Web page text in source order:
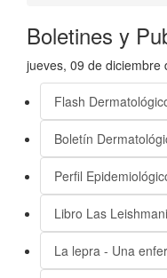
Boletines y
jueves, 09 de diciembre
Flash
Boletín
Perfil
Libro Las
La lepra - Una